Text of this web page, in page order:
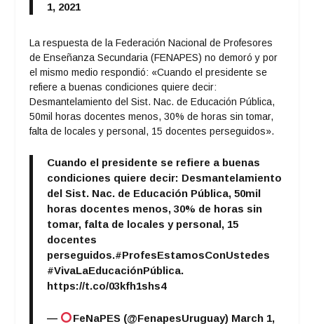
1, 2021
La respuesta de la Federación Nacional de Profesores
de Enseñanza Secundaria (FENAPES) no demoró y por
el mismo medio respondió: «Cuando el presidente se
refiere a buenas condiciones quiere decir:
Desmantelamiento del Sist. Nac. de Educación Pública,
50mil horas docentes menos, 30% de horas sin tomar,
falta de locales y personal, 15 docentes perseguidos».
Cuando el presidente se refiere a buenas
condiciones quiere decir: Desmantelamiento
del Sist. Nac. de Educación Pública, 50mil
horas docentes menos, 30% de horas sin
tomar, falta de locales y personal, 15
docentes
perseguidos.#ProfesEstamosConUstedes
#VivaLaEducaciónPública.
https://t.co/03kfh1shs4
— FeNaPES (@FenapesUruguay) March 1,